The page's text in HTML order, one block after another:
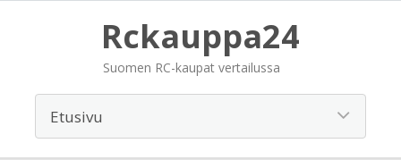
Rckauppa24
Suomen RC-kaupat vertailussa